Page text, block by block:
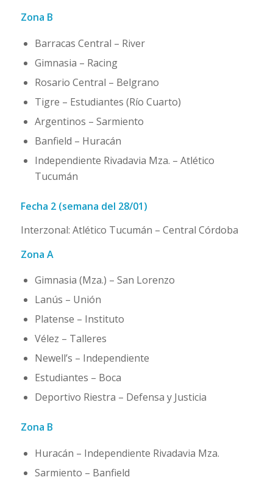
Zona B
Barracas Central – River
Gimnasia – Racing
Rosario Central – Belgrano
Tigre – Estudiantes (Río Cuarto)
Argentinos – Sarmiento
Banfield – Huracán
Independiente Rivadavia Mza. – Atlético
Tucumán
Fecha 2 (semana del 28/01)
Interzonal: Atlético Tucumán – Central Córdoba
Zona A
Gimnasia (Mza.) – San Lorenzo
Lanús – Unión
Platense – Instituto
Vélez – Talleres
Newell’s – Independiente
Estudiantes – Boca
Deportivo Riestra – Defensa y Justicia
Zona B
Huracán – Independiente Rivadavia Mza.
Sarmiento – Banfield